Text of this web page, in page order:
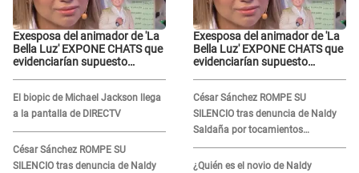
Exesposa del animador de 'La
Bella Luz' EXPONE CHATS que
evidenciarían supuesto
pareja
El biopic de Michael Jackson llega
a la pantalla de DIRECTV
César Sánchez ROMPE SU
SILENCIO tras denuncia de Naldy
Exesposa del animador de 'La
Bella Luz' EXPONE CHATS que
evidenciarían supuesto
pareja
César Sánchez ROMPE SU
SILENCIO tras denuncia de Naldy
Saldaña por tocamientos
indebidos: "Pido respetar la
presunción de inocencia"
¿Quién es el novio de Naldy